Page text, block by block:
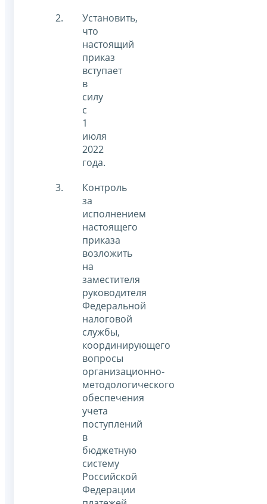
Установить,
что
настоящий
приказ
вступает
в
силу
с
1
июля
2022
года.
Контроль
за
исполнением
настоящего
приказа
возложить
на
заместителя
руководителя
Федеральной
налоговой
службы,
координирующего
вопросы
организационно-
методологического
обеспечения
учета
поступлений
в
бюджетную
систему
Российской
Федерации